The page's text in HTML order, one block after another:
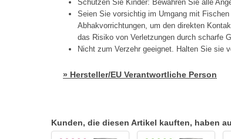
Schützen Sie Kinder: Bewahren Sie alle
Seien Sie vorsichtig im Umgang mit
Abhakvorrichtungen, um den direkten
das Risiko von Verletzungen durch scharfe
Nicht zum Verzehr geeignet. Halten Sie sie
» Hersteller/EU Verantwortliche Person
Kunden, die diesen Artikel kauften, haben